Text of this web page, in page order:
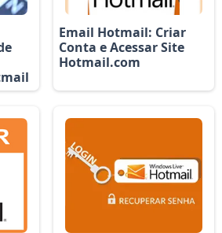
Email Hotmail: Criar
Conta e Acessar Site
Hotmail.com